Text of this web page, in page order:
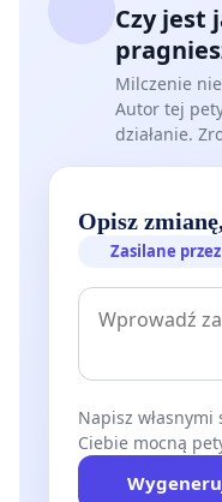
Czy jest
Milczenie
Autor tej
działanie.
Opisz
Zasilane
Napisz
Ciebie mocną